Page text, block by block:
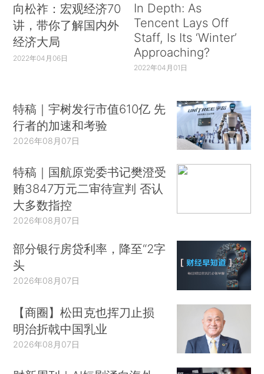
向松祚：宏观经济70
讲，带你了解国内外
经济大局
2022年04月06日
In Depth: As
Tencent Lays Off
Staff, Is Its ‘Winter’
Approaching?
2022年04月01日
特稿｜宇树发行市值610亿 先
行者的加速和考验
2026年08月07日
特稿｜国航原党委书记樊澄受
贿3847万元二审待宣判 否认
大多数指控
2026年08月07日
部分银行房贷利率，降至“2字
头
2026年08月07日
【商圈】松田克也挥刀止损
明治折戟中国乳业
2026年08月07日